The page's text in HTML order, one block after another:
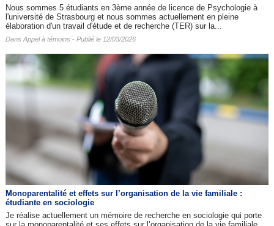
Nous sommes 5 étudiants en 3ème année de licence de Psychologie à
l'université de Strasbourg et nous sommes actuellement en pleine
élaboration d'un travail d'étude et de recherche (TER) sur la...
Dans Appel à témoins - Publié le 12/03/2026
Monoparentalité et effets sur l’organisation de la vie familiale :
étudiante en sociologie
Je réalise actuellement un mémoire de recherche en sociologie qui porte